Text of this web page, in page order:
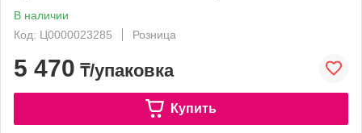
В наличии
Код: Ц0000023285
Розница
5 470 ₸/упаковка
Купить